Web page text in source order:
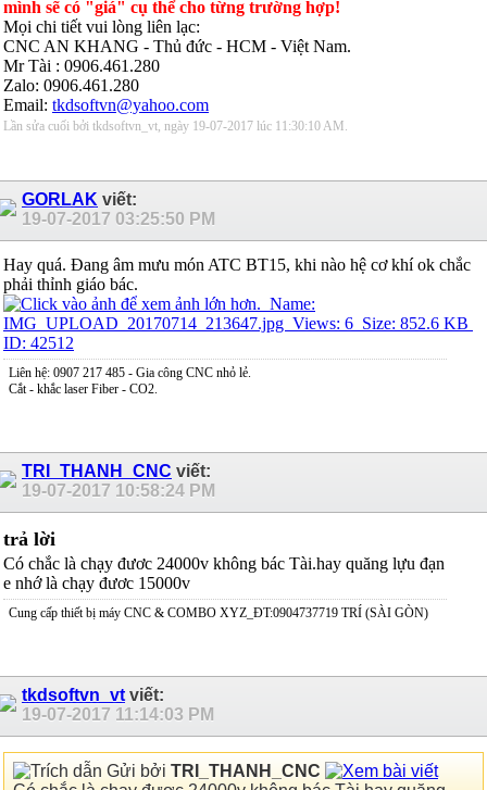
mình sẽ có "giá" cụ thể cho từng trường hợp!
Mọi chi tiết vui lòng liên lạc:
CNC AN KHANG - Thủ đức - HCM - Việt Nam.
Mr Tài : 0906.461.280
Zalo: 0906.461.280
Email: tkdsoftvn@yahoo.com
Lần sửa cuối bởi tkdsoftvn_vt, ngày 19-07-2017 lúc 11:30:10 AM
GORLAK viết:
19-07-2017 03:25:50 PM
Hay quá. Đang âm mưu món ATC BT15, khi nào hệ cơ khí ok chắc
phải thỉnh giáo bác.
Liên hệ: 0907 217 485 - Gia công CNC nhỏ lẻ.
Cắt - khắc laser Fiber - CO2.
TRI_THANH_CNC viết:
19-07-2017 10:58:24 PM
trả lời
Có chắc là chạy đươc 24000v không bác Tài.hay quăng lựu đạn
e nhớ là chạy đươc 15000v
Cung cấp thiết bị máy CNC & COMBO XYZ_ĐT:0904737719 TRÍ (SÀI GÒN)
tkdsoftvn_vtviết:
19-07-2017 11:14:03 PM
Gửi bởi TRI_THANH_CNC